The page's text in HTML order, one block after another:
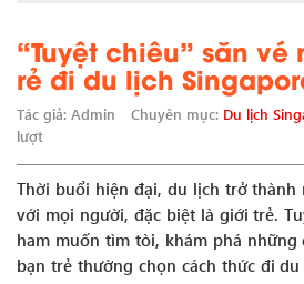
“Tuyệt chiêu” săn
rẻ đi du lịch
Tác giả: Admin Chuyên mục: Du lịch
lượt
Thời buổi hiện đại, du lịch trở thành
với mọi người, đặc biệt là giới trẻ.
ham muốn tìm tòi, khám phá những
bạn trẻ thường chọn cách thức đi